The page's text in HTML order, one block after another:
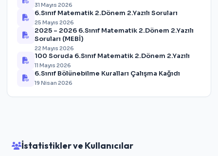
31 Mayıs 2026
6.Sınıf Matematik 2.Dönem 2.Yazılı Soruları
25 Mayıs 2026
2025 – 2026 6.Sınıf Matematik 2.Dönem 2.Yazılı
Soruları (MEBİ)
22 Mayıs 2026
100 Soruda 6.Sınıf Matematik 2.Dönem 2.Yazılı
11 Mayıs 2026
6.Sınıf Bölünebilme Kuralları Çalışma Kağıdı
19 Nisan 2026
İstatistikler ve Kullanıcılar